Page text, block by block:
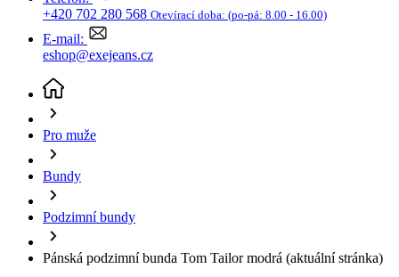
E-mail:
eshop@exejeans.cz
Pro muže
Bundy
Podzimní bundy
Pánská podzimní bunda Tom Tailor modrá